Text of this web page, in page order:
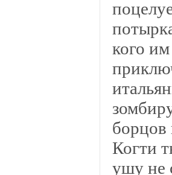
кого
борцов
Когти
ушу не